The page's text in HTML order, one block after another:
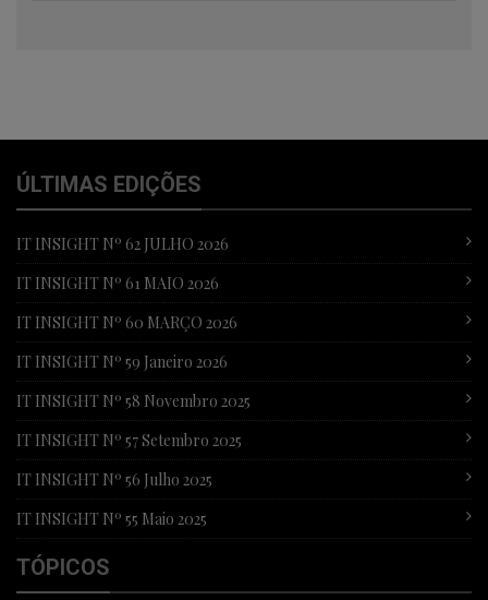
ÚLTIMAS EDIÇÕES
IT INSIGHT Nº 62 JULHO 2026
IT INSIGHT Nº 61 MAIO 2026
IT INSIGHT Nº 60 MARÇO 2026
IT INSIGHT Nº 59 Janeiro 2026
IT INSIGHT Nº 58 Novembro 2025
IT INSIGHT Nº 57 Setembro 2025
IT INSIGHT Nº 56 Julho 2025
IT INSIGHT Nº 55 Maio 2025
TÓPICOS